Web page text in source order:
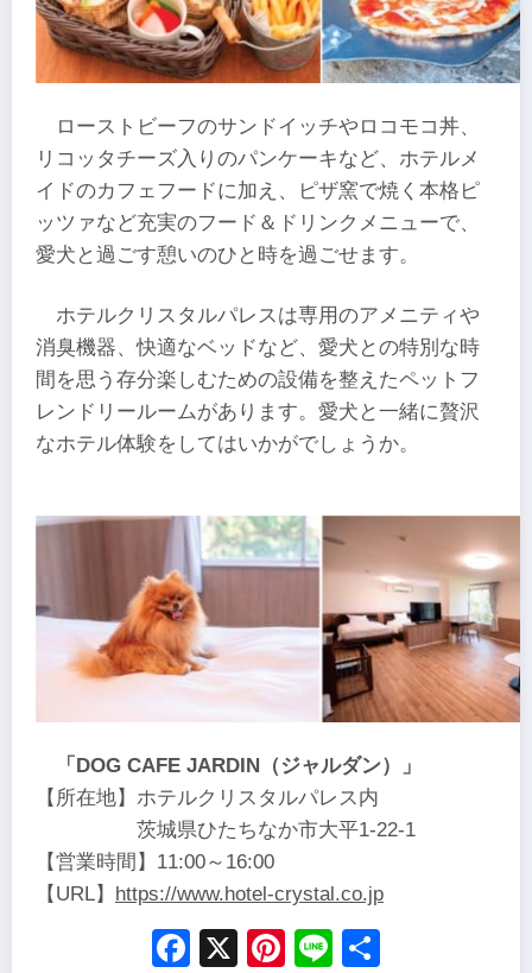
ローストビーフのサンドイッチやロコモコ丼、
リコッタチーズ入りのパンケーキなど、ホテルメ
イドのカフェフードに加え、ピザ窯で焼く本格ピ
ッツァなど充実のフード＆ドリンクメニューで、
愛犬と過ごす憩いのひと時を過ごせます。
ホテルクリスタルパレスは専用のアメニティや
消臭機器、快適なベッドなど、愛犬との特別な時
間を思う存分楽しむための設備を整えたペットフ
レンドリールームがあります。愛犬と一緒に贅沢
なホテル体験をしてはいかがでしょうか。
「DOG CAFE JARDIN（ジャルダン）」
【所在地】ホテルクリスタルパレス内
茨城県ひたちなか市大平1-22-1
【営業時間】11:00～16:00
【URL】 https://www.hotel-crystal.co.jp
Facebook
X Pinterest
Line